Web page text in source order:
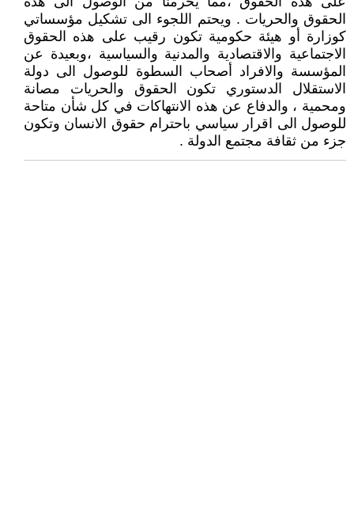
الحقوق والحريات . ويحتم اللجوء الى تشكيل مؤسساتي
كوزارة أو هيئة حكومية تكون رقيب على هذه الحقوق
الاجتماعية والاقتصادية والمدنية والسياسية ،وبعيدة عن
المؤسسة والافراد أصحاب السطوة للوصول الى دولة
الاستقلال الدستوري تكون الحقوق والحريات مصانة
ومحمية ، والدفاع عن هذه الانتهاكات في كل شأن متاحة
للوصول الى اقرار سياسي باحترام حقوق الانسان وتكون
جزء من ثقافة مجتمع الدولة .